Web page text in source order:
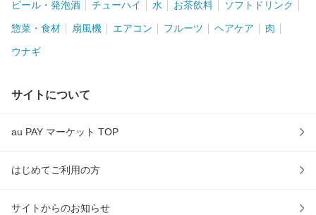
ビール・発泡酒 チューハイ 水 お茶飲料 ソフトドリンク
惣菜・食材 扇風機 エアコン フルーツ ヘアケア 肉
ウナギ
サイトについて
au PAY マーケット TOP
はじめてご利用の方
サイトからのお知らせ